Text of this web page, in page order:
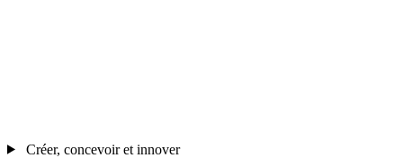
Créer, concevoir et innover